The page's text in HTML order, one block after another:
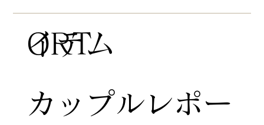
ORT
​カップルレポー
イテム